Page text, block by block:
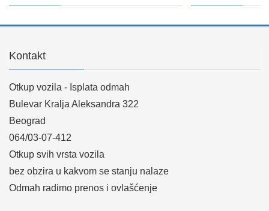
Kontakt
Otkup vozila - Isplata odmah
Bulevar Kralja Aleksandra 322
Beograd
064/03-07-412
Otkup svih vrsta vozila
bez obzira u kakvom se stanju nalaze
Odmah radimo prenos i ovlašćenje